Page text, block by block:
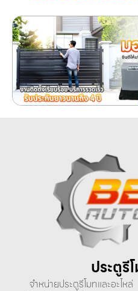
ประตูรี
จำหน่ายประตูรีโมทและอะไหล่